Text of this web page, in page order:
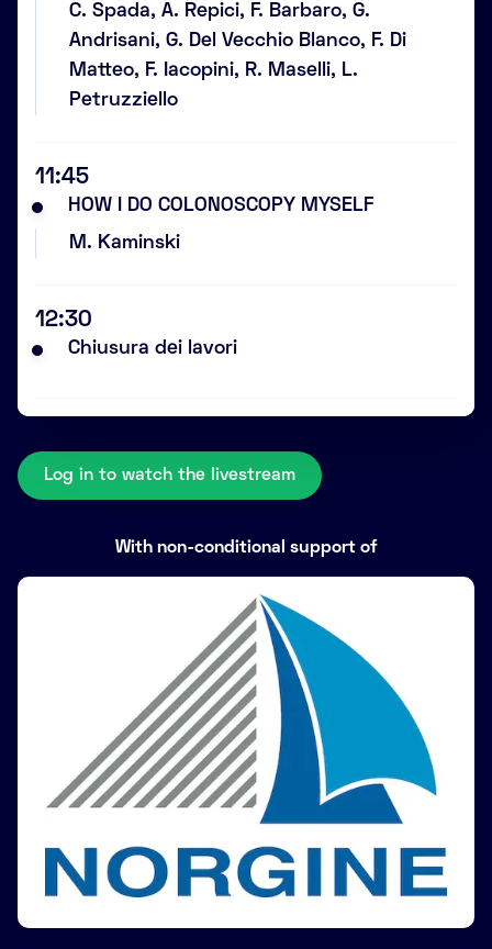
C. Spada, A. Repici, F. Barbaro, G.
Andrisani, G. Del Vecchio Blanco, F. Di
Matteo, F. Iacopini, R. Maselli, L.
Petruzziello
11:45
HOW I DO COLONOSCOPY MYSELF
M. Kaminski
12:30
Chiusura dei lavori
Log in to watch the livestream
With non-conditional support of